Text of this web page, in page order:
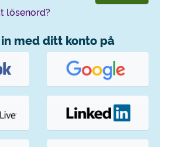
lösenord?
med ditt konto på